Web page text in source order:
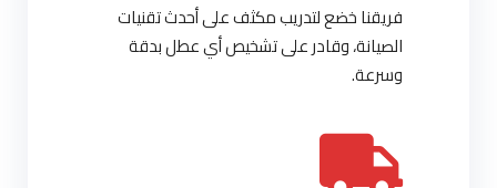
فريقنا خضع لتدريب مكثف على أحدث تقنيات
الصيانة، وقادر على تشخيص أي عطل بدقة
وسرعة.